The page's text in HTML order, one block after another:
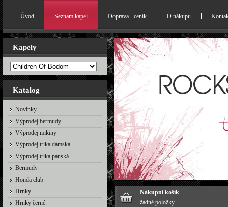
Kapely
Katalog
Novinky
Výprodej bermudy
Výprodej mikiny
Výprodej trika dámská
Výprodej trika pánská
Bermudy
Honda club
Hrnky
Hrnky černé
Úvod Seznam kapel Doprava - ceník O nákupu
Nákupní košík
žádné položky